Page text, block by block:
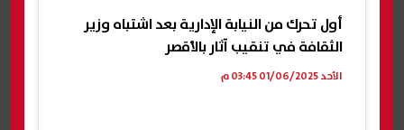
أول تحرك من النيابة الإدارية بعد اشتباه وزير
الثقافة في تنقيب آثار بالأقصر
الأحد 01/06/2025 03:45 م